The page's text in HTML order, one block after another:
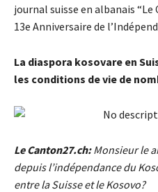
journal suisse en albanais “Le
13e Anniversaire de
La diaspora kosovare en
les conditions de vie de
Le Canton27.ch:Monsieur le
depuis l’indépendance du
entre la Suisse et le Kosovo?